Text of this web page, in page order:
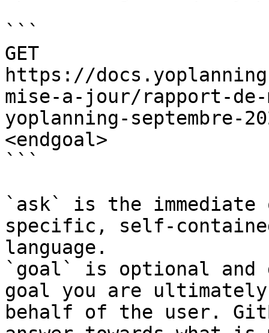
```
GET
https://
mise-a-jour/rapport-
yoplanning-septembre-
<endgoal>
```
`ask` is the
specific, self-
language.
`goal` is optional and
goal you are
behalf of the user.